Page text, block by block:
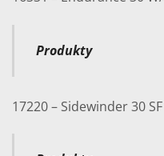
Produkty
17220 – Sidewinder 30